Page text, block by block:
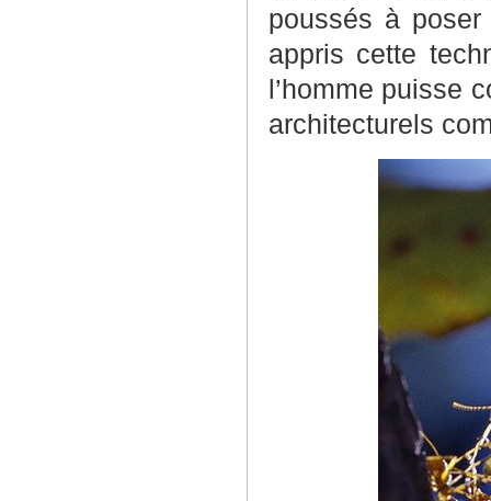
poussés à
appris cette
l’homme puisse
architecturels